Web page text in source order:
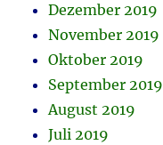
Dezember 2019
November 2019
Oktober 2019
September 2019
August 2019
Juli 2019